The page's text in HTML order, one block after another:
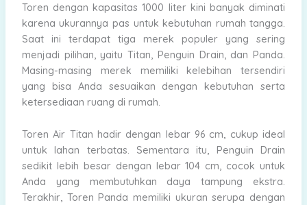
Toren dengan kapasitas 1000 liter kini banyak diminati
karena ukurannya pas untuk kebutuhan rumah tangga.
Saat ini terdapat tiga merek populer yang sering
menjadi pilihan, yaitu Titan, Penguin Drain, dan Panda.
Masing-masing merek memiliki kelebihan tersendiri
yang bisa Anda sesuaikan dengan kebutuhan serta
ketersediaan ruang di rumah.
Toren Air Titan hadir dengan lebar 96 cm, cukup ideal
untuk lahan terbatas. Sementara itu, Penguin Drain
sedikit lebih besar dengan lebar 104 cm, cocok untuk
Anda yang membutuhkan daya tampung ekstra.
Terakhir, Toren Panda memiliki ukuran serupa dengan